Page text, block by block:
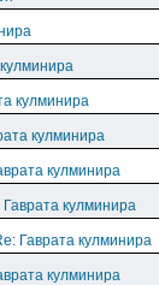
кулминира
кулминира
кулминира
Гаврата кулминира
Гаврата кулминира
кулминира